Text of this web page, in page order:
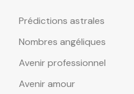
Prédictions astrales
Nombres angéliques
Avenir professionnel
Avenir amour